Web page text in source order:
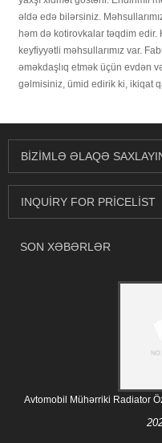
əldə edə bilərsiniz.
həm də kotirovkalar təqdim edir.
keyfiyyətli məhsullarımız var.
əməkdaşlıq etmək üçün evdən
gəlmisiniz, ümid edirik ki, ikiqat
BIZIMLƏ ƏLAQƏ
INQUIRY FOR PRICELIST
SON XƏBƏRLƏR
Avtomobil Mühərriki Radiator